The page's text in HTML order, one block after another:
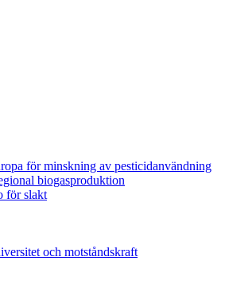
för minskning av pesticidanvändning
biogasproduktion
för slakt
och motståndskraft